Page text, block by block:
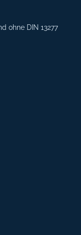
ohne DIN 13277